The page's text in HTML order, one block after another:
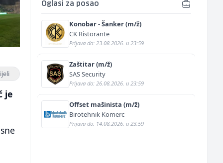
je
Oglasi za posao
Konobar - Šanker (m/ž)
CK Ristorante
Prijava do: 23.08.2026. u 23:59
Zaštitar (m/ž)
SAS Security
Prijava do: 26.08.2026. u 23:59
Offset mašinista (m/ž)
Birotehnik Komerc
Prijava do: 14.08.2026. u 23:59